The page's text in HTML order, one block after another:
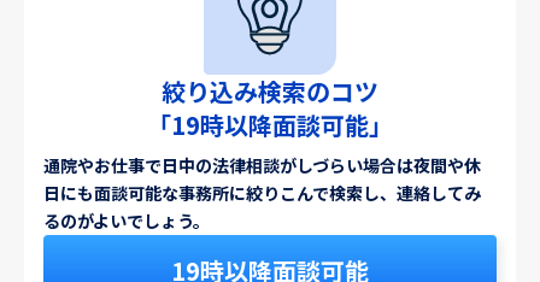
絞り込み検索のコツ
「19時以降面談可能」
通院やお仕事で日中の法律相談がしづらい場合は夜間や休
日にも面談可能な事務所に絞りこんで検索し、連絡してみ
るのがよいでしょう。
19時以降面談可能